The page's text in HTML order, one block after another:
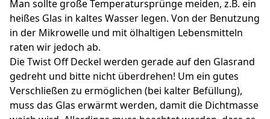
Man sollte große Temperatursprünge meiden, z.B. ein
heißes Glas in kaltes Wasser legen. Von der Benutzung
in der Mikrowelle und mit ölhaltigen Lebensmitteln
raten wir jedoch ab.
Die Twist Off Deckel werden gerade auf den Glasrand
gedreht und bitte nicht überdrehen! Um ein gutes
Verschließen zu ermöglichen (bei kalter Befüllung),
muss das Glas erwärmt werden, damit die Dichtmasse